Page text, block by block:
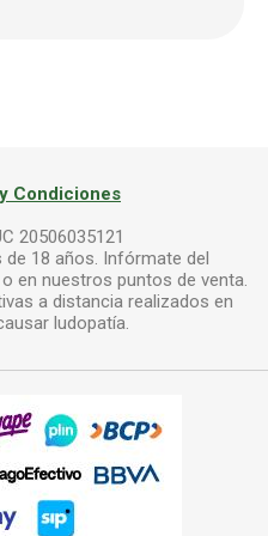
Condiciones
20506035121
18 años. Infórmate del
en nuestros puntos de venta.
a distancia realizados en
ludopatía.